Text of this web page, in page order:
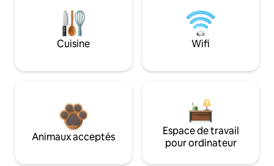
Cuisine Wifi
Animaux acceptés
Espace de travail
pour ordinateur